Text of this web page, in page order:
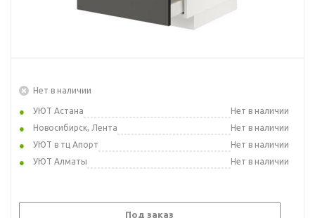
Нет в наличии
УЮТ Астана
Нет в наличии
Новосибирск, Лента
Нет в наличии
УЮТ в тц Апорт
Нет в наличии
УЮТ Алматы
Нет в наличии
Под заказ